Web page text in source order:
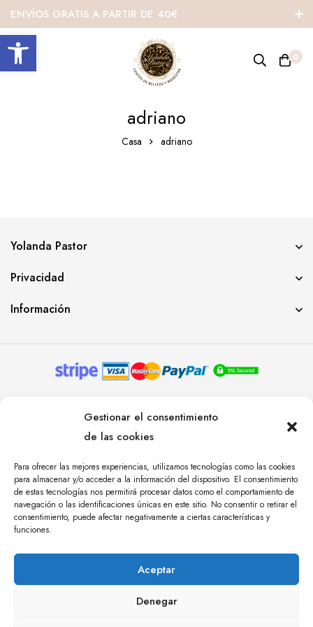
Abrir barra de herramientas
Gestionar el consentimiento
de las cookies
Para ofrecer las mejores experiencias, utilizamos tecnologías como las cookies
para almacenar y/o acceder a la información del dispositivo. El consentimiento
de estas tecnologías nos permitirá procesar datos como el comportamiento de
navegación o las identificaciones únicas en este sitio. No consentir o retirar el
consentimiento, puede afectar negativamente a ciertas características y
funciones.
Aceptar
Denegar
ENVÍOS GRATIS A PARTIR DE 40€
0
adriano
Casa adriano
Yolanda Pastor
Privacidad
Información
RESERVADOS. AGENCIA DE COMUNICACIÓN
ÁNGULO TRES.